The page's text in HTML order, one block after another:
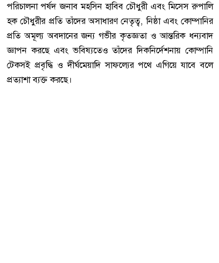
পরিচালনা পর্ষদ জনাব মহসিন হাবিব চৌধুরী এবং মিসেস রুপালি
হক চৌধুরীর প্রতি তাঁদের অসাধারণ নেতৃত্ব, নিষ্ঠা এবং কোম্পানির
প্রতি অমূল্য অবদানের জন্য গভীর কৃতজ্ঞতা ও আন্তরিক ধন্যবাদ
জ্ঞাপন করছে এবং ভবিষ্যতেও তাঁদের দিকনির্দেশনায় কোম্পানি
টেকসই প্রবৃদ্ধি ও দীর্ঘমেয়াদি সাফল্যের পথে এগিয়ে যাবে বলে
প্রত্যাশা ব্যক্ত করছে।